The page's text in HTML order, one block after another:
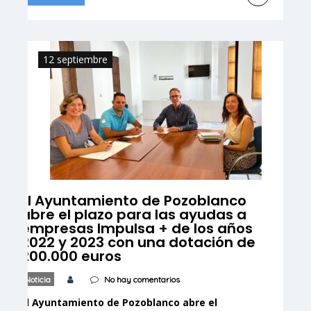
de desprestigio, reflexionen y asuman
Pozoblanco, Santiago Cabello, ha analizado
hoy la decisión de la Fiscalía de archivar las
diligencias que […]
12 septiembre
El Ayuntamiento de Pozoblanco
abre el plazo para las ayudas a
empresas Impulsa + de los años
2022 y 2023 con una dotación de
200.000 euros
Noticia No hay comentarios
El Ayuntamiento de Pozoblanco abre el